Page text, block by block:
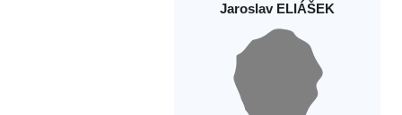
Jaroslav ELIÁŠEK